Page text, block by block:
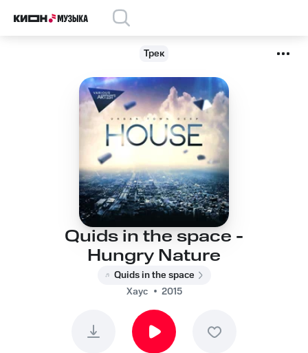
Трек
Quids in the space -
Hungry Nature
Quids in the space
Хаус
2015